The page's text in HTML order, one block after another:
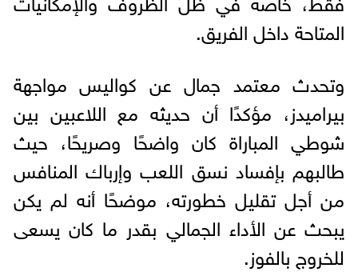
المتاحة داخل الفريق.
وتحدث معتمد جمال عن كواليس مواجهة
بيراميدز، مؤكدًا أن حديثه مع اللاعبين بين
شوطي المباراة كان واضحًا وصريحًا، حيث
طالبهم بإفساد نسق اللعب وإرباك المنافس
من أجل تقليل خطورته، موضحًا أنه لم يكن
يبحث عن الأداء الجمالي بقدر ما كان يسعى
للخروج بالفوز.